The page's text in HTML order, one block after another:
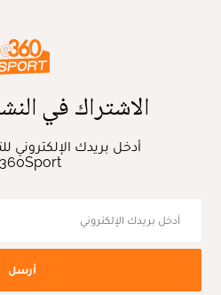
الاشتراك في
أدخل بريدك الإلكتروني
أرسل